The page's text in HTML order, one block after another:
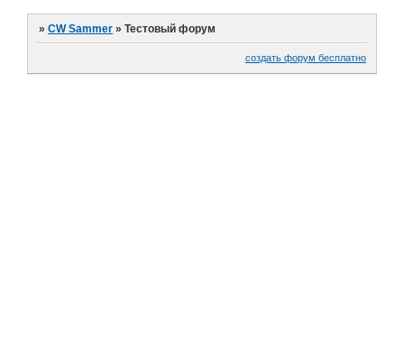
»CW Sammer »Тестовый форум
создать форум бесплатно